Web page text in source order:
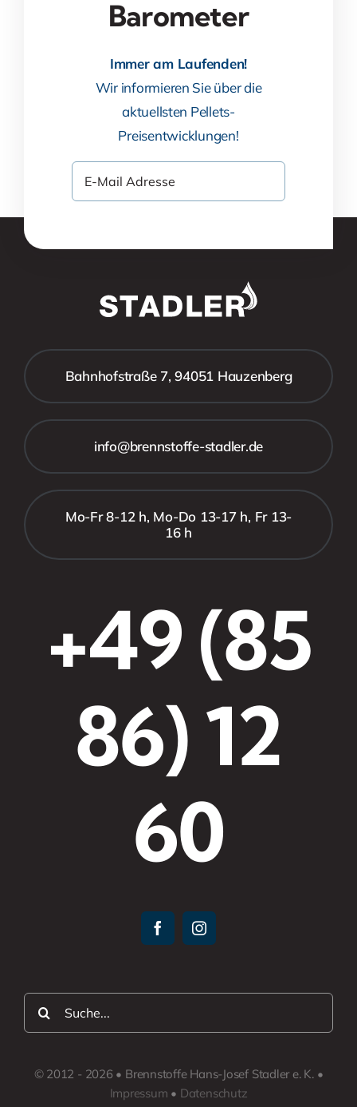
Barometer
Immer am Laufenden!
Wir informieren Sie über die
aktuellsten Pellets-
Preisentwicklungen!
Bahnhofstraße 7, 94051 Hauzenberg
info@brennstoffe-stadler.de
Mo-Fr 8-12 h, Mo-Do 13-17 h, Fr 13-
16 h
+49 (85
86) 12
60
Suche
nach:
© 2012 - 2026 • Brennstoffe Hans-Josef Stadler e. K. •
Impressum • Datenschutz